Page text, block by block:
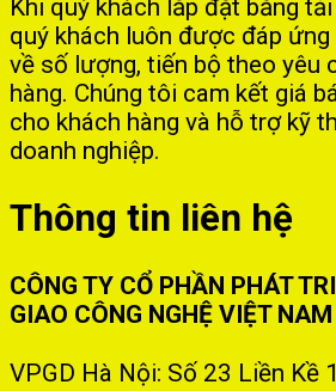
Khi quý khách lắp đặt băng
quý khách luôn được đáp
về số lượng, tiến bộ theo yêu
hàng. Chúng tôi cam kết giá
cho khách hàng và hỗ trợ kỹ
doanh nghiệp.
Thông tin liên hệ
CÔNG TY CỔ PHẦN PHÁT
GIAO CÔNG NGHỆ VIỆT NAM
VPGD Hà Nội: Số 23 Liền Kề